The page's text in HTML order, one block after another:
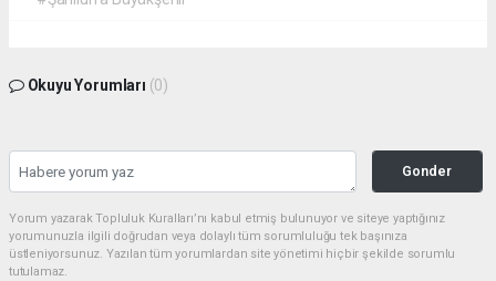
Okuyu Yorumları (0)
Gonder
Yorum yazarak Topluluk Kuralları’nı kabul etmiş bulunuyor ve siteye yaptığınız
yorumunuzla ilgili doğrudan veya dolaylı tüm sorumluluğu tek başınıza
üstleniyorsunuz. Yazılan tüm yorumlardan site yönetimi hiçbir şekilde sorumlu
tutulamaz.